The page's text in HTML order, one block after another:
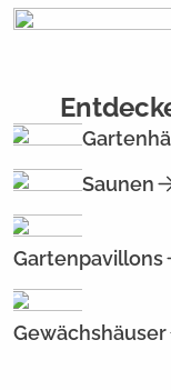
Saunen
Gartenpavillons
Gewächshäuser